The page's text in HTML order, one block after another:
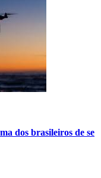
dos brasileiros de se